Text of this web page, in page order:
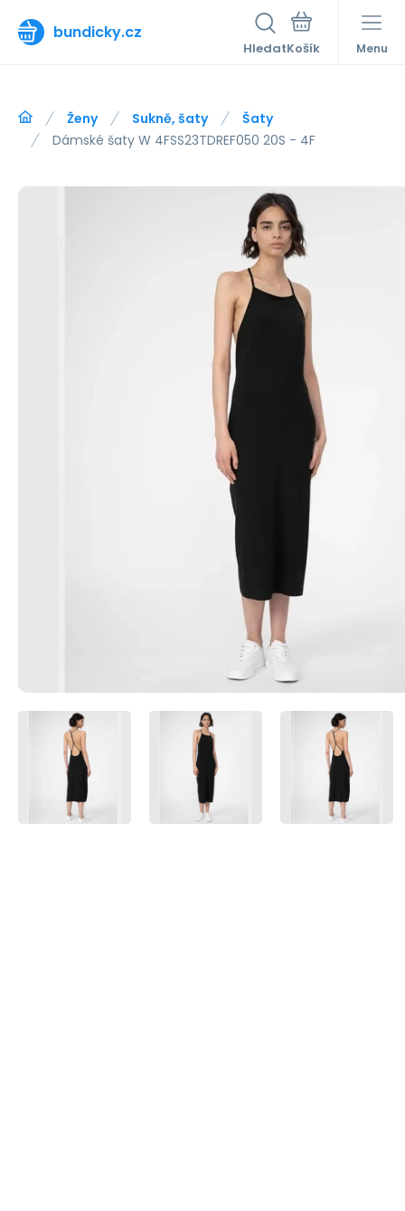
bundicky.cz
Hledat Menu
Ženy Sukně, šaty
Šaty
Dámské šaty W 4FSS23TDREF050 20S - 4F